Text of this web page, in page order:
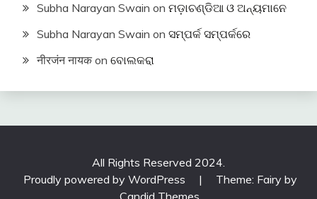
Subha Narayan Swain on ମଡ଼ାଚଣ୍ଡିଆ ଓ ଅନ୍ୟମାନେ
Subha Narayan Swain on ସମ୍ପର୍କ ସମ୍ପର୍କରେ
नीरजंन नायक on ବୋଲକରା
All Rights Reserved 2024.
Proudly powered by WordPress
|
Theme: Fairy by
Candid Themes